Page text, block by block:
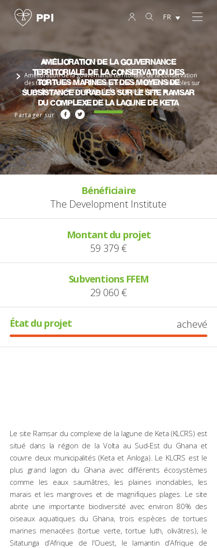
FR
Amélioration de la gouvernance
territoriale, de la conservation des
tortues marines et des moyens de
subsistance durables sur le site Ramsar
du complexe de la lagune de Keta
Amélioration de la gouvernance territoriale, de la conservation
des tortues marines et des moyens de subsistance durables sur
le site Ramsar du complexe de la lagune de Keta
Partager sur
Bénéficiaire
The Development Institute
Montant du projet
59 379 €
Subventions FFEM
29 060 €
État du projet achevé
Le site Ramsar du complexe de la lagune de Keta (KLCRS) est
situé dans la région de la Volta au Sud-Est du Ghana et
couvre deux municipalités (Keta et Anloga). Le KLCRS est le
plus grand lagon du Ghana avec différents écosystèmes
comme les eaux saumâtres, les plaines inondables, les
marais et les mangroves et de magnifiques plages. Le site
abrite une importante biodiversité avec environ 80% des
oiseaux aquatiques du Ghana, trois espèces de tortues
marines menacées (tortue verte, tortue luth, olivâtres), le
Sitatunga d’Afrique de l’Ouest, le lamantin d’Afrique de